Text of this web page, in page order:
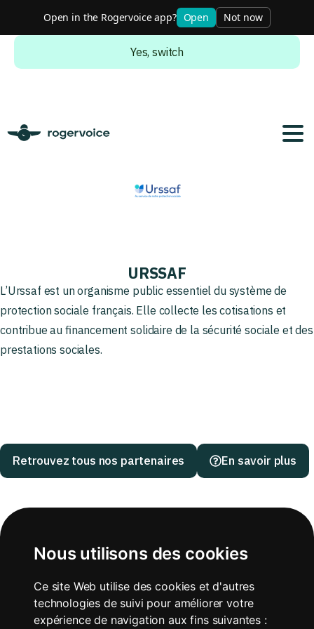
Nous utilisons des cookies
Ce site Web utilise des cookies et d'autres
technologies de suivi pour améliorer votre
expérience de navigation aux fins suivantes :
Do you want to switch to the english version?
Yes, switch
URSSAF
L’Urssaf est un organisme public essentiel du système de
protection sociale français. Elle collecte les cotisations et
contribue au financement solidaire de la sécurité sociale et des
prestations sociales.
Retrouvez tous nos partenaires En savoir plus
Open in the Rogervoice app? Open Not now